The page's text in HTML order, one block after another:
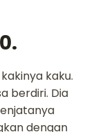
kaku.
berdiri. Dia
dengan